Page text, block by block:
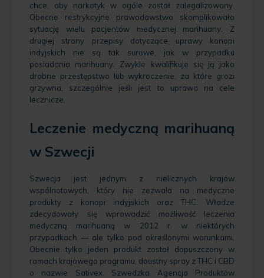
chce, aby narkotyk w ogóle został zalegalizowany.
Obecne restrykcyjne prawodawstwo skomplikowało
sytuację wielu pacjentów medycznej marihuany. Z
drugiej strony przepisy dotyczące uprawy konopi
indyjskich nie są tak surowe, jak w przypadku
posiadania marihuany. Zwykle kwalifikuje się ją jako
drobne przestępstwo lub wykroczenie, za które grozi
grzywna, szczególnie jeśli jest to uprawa na cele
lecznicze.
Leczenie medyczną marihuaną
w Szwecji
Szwecja jest jednym z nielicznych krajów
wspólnotowych, który nie zezwala na medyczne
produkty z konopi indyjskich oraz THC. Władze
zdecydowały się wprowadzić możliwość leczenia
medyczną marihuaną w 2012 r. w niektórych
przypadkach — ale tylko pod określonymi warunkami.
Obecnie tylko jeden produkt został dopuszczony w
ramach krajowego programu, doustny spray z THC i CBD
o nazwie Sativex. Szwedzka Agencja Produktów